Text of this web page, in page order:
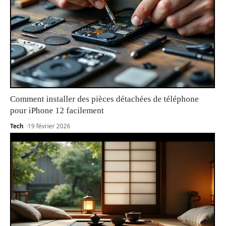
Comment installer des pièces détachées de téléphone
pour iPhone 12 facilement
Tech 19 février 2026